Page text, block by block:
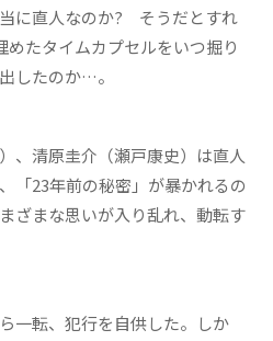
に直人なのか? そうだとすれ
たタイムカプセルをいつ掘り
したのか…。
、清原圭介（瀬戸康史）は直人
「23年前の秘密」が暴かれるの
ざまな思いが入り乱れ、動転す
一転、犯行を自供した。しか